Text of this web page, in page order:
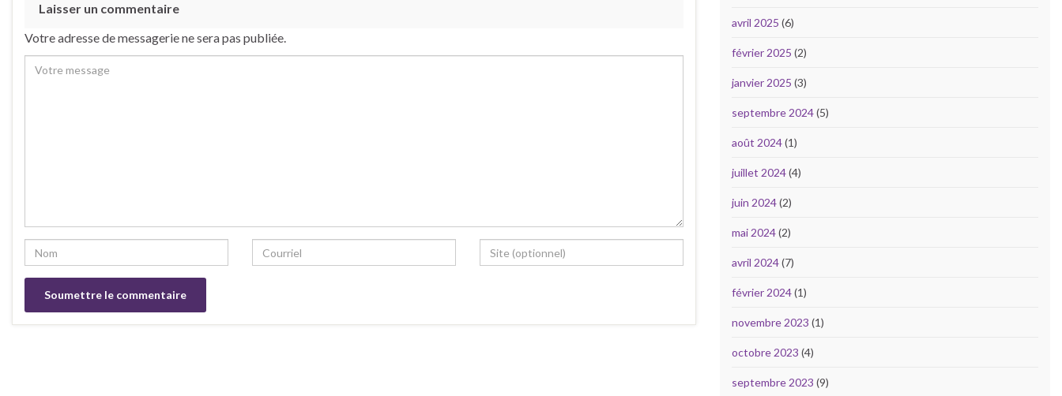
Laisser un commentaire
Votre adresse de messagerie ne sera pas publiée.
avril 2025 (6)
février 2025 (2)
janvier 2025 (3)
septembre 2024(5)
août 2024(1)
juillet 2024(4)
juin 2024(2)
mai 2024(2)
avril 2024(7)
février 2024(1)
novembre 2023 (1)
octobre 2023 (4)
septembre 2023 (9)